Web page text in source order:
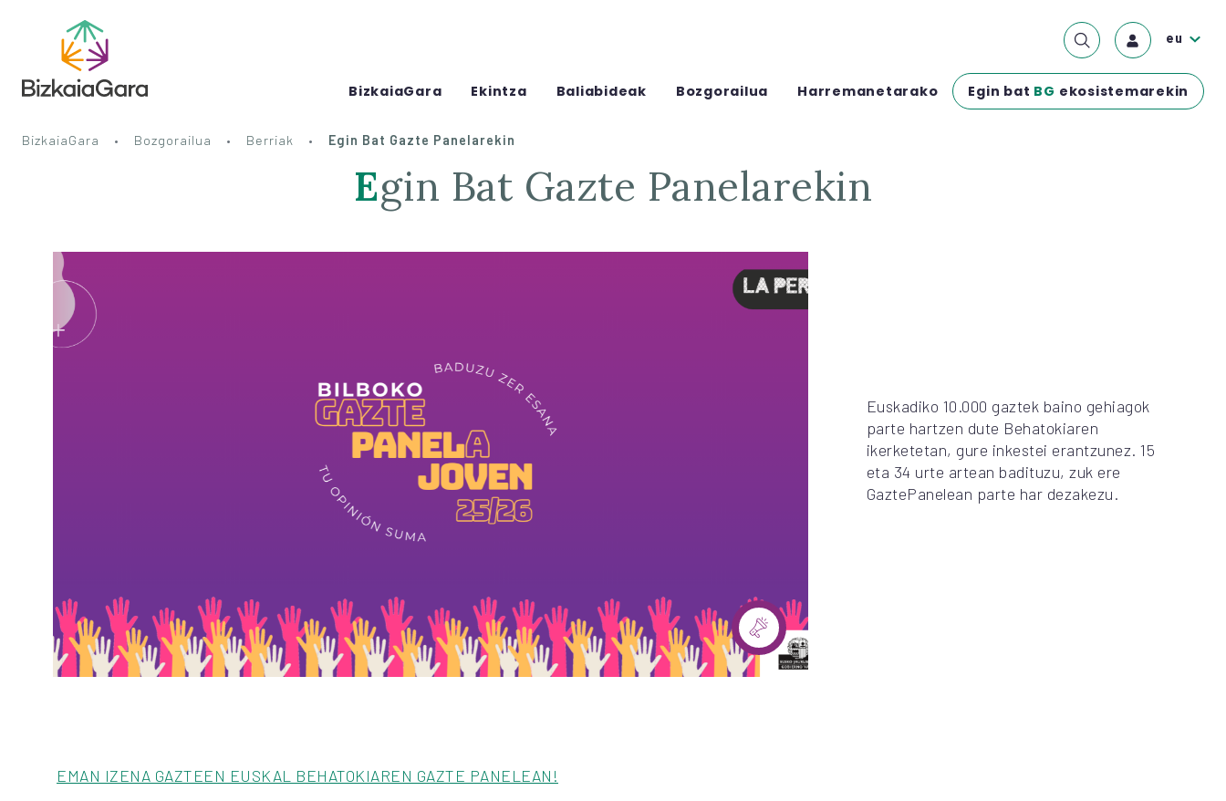
BizkaiaGara Ekintza Baliabideak Bozgorailua Harremanetarako Egin bat BG ekosistemarekin
eu
BizkaiaGara Bozgorailua Berriak Egin Bat Gazte Panelarekin
Egin Bat Gazte Panelarekin
Euskadiko 10.000 gaztek baino gehiagok
parte hartzen dute Behatokiaren
ikerketetan, gure inkestei erantzunez. 15
eta 34 urte artean badituzu, zuk ere
GaztePanelean parte har dezakezu.
EMAN IZENA GAZTEEN EUSKAL BEHATOKIAREN GAZTE PANELEAN!